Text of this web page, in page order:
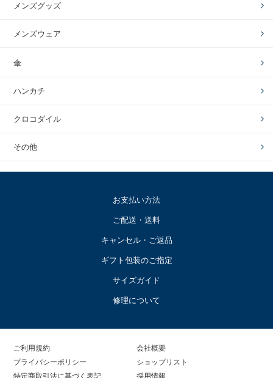
メンズグッズ
メンズウェア
傘
ハンカチ
クロコダイル
その他
お支払い方法
ご配送・送料
キャンセル・ご返品
ギフト包装のご指定
サイズガイド
修理について
ご利用規約
プライバシーポリシー
特定商取引法に基づく表記
会社概要
ショップリスト
採用情報